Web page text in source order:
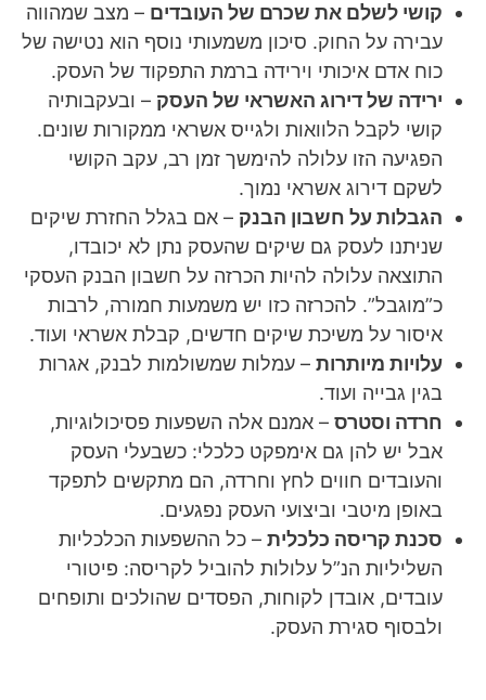
קושי לשלם את שכרם של העובדים – מצב שמהווה
עבירה על החוק. סיכון משמעותי נוסף הוא נטישה של
כוח אדם איכותי וירידה ברמת התפקוד של העסק.
ירידה של דירוג האשראי של העסק – ובעקבותיה
קושי לקבל הלוואות ולגייס אשראי ממקורות שונים.
הפגיעה הזו עלולה להימשך זמן רב, עקב הקושי
לשקם דירוג אשראי נמוך.
הגבלות על חשבון הבנק – אם בגלל החזרת שיקים
שניתנו לעסק גם שיקים שהעסק נתן לא יכובדו,
התוצאה עלולה להיות הכרזה על חשבון הבנק העסקי
כ”מוגבל”. להכרזה כזו יש משמעות חמורה, לרבות
איסור על משיכת שיקים חדשים, קבלת אשראי ועוד.
עלויות מיותרות – עמלות שמשולמות לבנק, אגרות
בגין גבייה ועוד.
חרדה וסטרס – אמנם אלה השפעות פסיכולוגיות,
אבל יש להן גם אימפקט כלכלי: כשבעלי העסק
והעובדים חווים לחץ וחרדה, הם מתקשים לתפקד
באופן מיטבי וביצועי העסק נפגעים.
סכנת קריסה כלכלית – כל ההשפעות הכלכליות
השליליות הנ”ל עלולות להוביל לקריסה: פיטורי
עובדים, אובדן לקוחות, הפסדים שהולכים ותופחים
ולבסוף סגירת העסק.